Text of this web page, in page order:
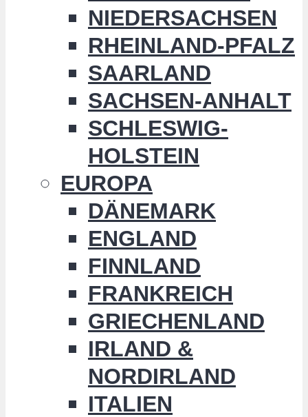
NIEDERSACHSEN
RHEINLAND-PFALZ
SAARLAND
SACHSEN-ANHALT
SCHLESWIG-
HOLSTEIN
EUROPA
DÄNEMARK
ENGLAND
FINNLAND
FRANKREICH
GRIECHENLAND
IRLAND &
NORDIRLAND
ITALIEN